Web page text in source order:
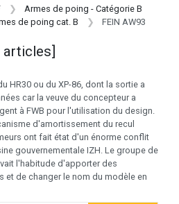
Armes de poing - Catégorie B
de poing cat. B
FEIN AW93
articles]
HR30 ou du XP-86, dont la sortie a
car la veuve du concepteur a
à FWB pour l'utilisation du design.
d'amortissement du recul
ont fait état d'un énorme conflit
gouvernementale IZH. Le groupe de
l'habitude d'apporter des
et de changer le nom du modèle en